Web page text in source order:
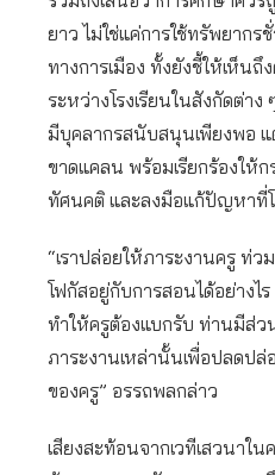
ยาว ไม่ใช่แค่การใช้ทรัพยากร
ทางการเมือง ทั้งยังชี้ให้เห็นถึ
ระหว่างโรงเรียนในสังกัดต่า
มีบุคลากรสนับสนุนเพียงพอ แ
ขาดแคลน พร้อมเรียกร้องให้
ทัศนคติ และลงมือแก้ปัญหาที่โ
“เราปล่อยให้ภาระงานครู ท่
โฟกัสอยู่กับการสอนได้อย่างไ
ทำให้ครูต้องแบกรับ ท่านมีส่ว
ภาระงานเหล่านั้นเพื่อปลดปล่
ของครู” อรรถพลกล่าว
เสียงสะท้อนจากเวทีเสวนาใ